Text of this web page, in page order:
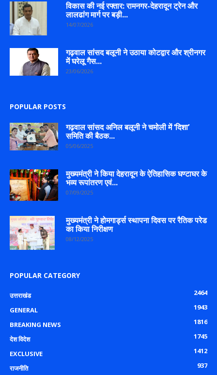
विकास की नई रफ्तार: रामनगर-देहरादून ट्रेन और
लालढांग मार्ग पर बड़ी...
14/07/2026
गढ़वाल सांसद बलूनी ने उठाया कोटद्वार और श्रीनगर
में घरेलू गैस...
23/06/2026
POPULAR POSTS
गढ़वाल सांसद अनिल बलूनी ने चमोली में ‘दिशा’
समिति की बैठक...
05/06/2025
मुख्यमंत्री ने किया देहरादून के ऐतिहासिक घण्टाघर के
भव्य रूपांतरण एवं...
07/09/2025
मुख्यमंत्री ने होमगार्ड्स स्थापना दिवस पर रैतिक परेड
का किया निरीक्षण
08/12/2025
POPULAR CATEGORY
उत्तराखंड
2464
GENERAL
1943
BREAKING NEWS
1816
देश विदेश
1745
EXCLUSIVE
1412
राजनीति
937